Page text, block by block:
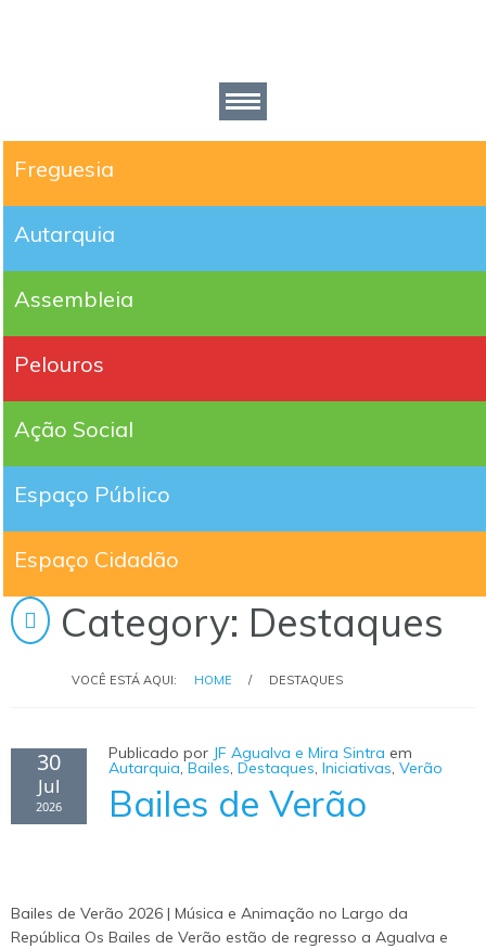
Freguesia
Autarquia
Assembleia
Pelouros
Ação Social
Espaço Público
Espaço Cidadão
Category: Destaques
VOCÊ ESTÁ AQUI: HOME / DESTAQUES
30
Jul
2026
Publicado por JF Agualva e Mira Sintra em
Autarquia ,Bailes Destaques Iniciativas Verão
Bailes de Verão
Bailes de Verão 2026 | Música e Animação no Largo da
República Os Bailes de Verão estão de regresso a Agualva e